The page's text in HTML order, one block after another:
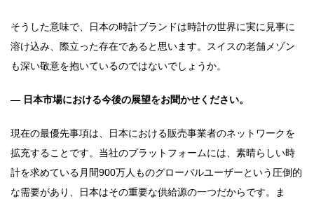
そうした意味で、日本の時計ブランドは時計の世界に実に見事に
溶け込み、際立った存在であると思います。スイスの老舗メゾン
も深い敬意を抱いているのではないでしょうか。
― 日本市場における今後の展望をお聞かせください。
現在の最優先事項は、日本における販売事業者のネットワークを
拡充することです。当社のプラットフォームには、素晴らしい時
計を求めている月間900万人ものグローバルユーザーという圧倒的
な需要があり、日本はその重要な供給源の一つだからです。ま